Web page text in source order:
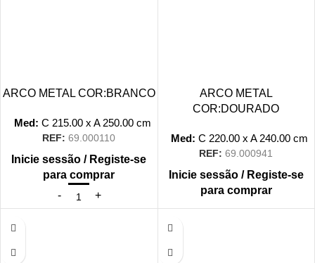
ARCO METAL COR:BRANCO
Med: C 215.00 x A 250.00cm
REF:69.000110
Inicie sessão / Registe-se
para comprar
ARCO METAL
COR:DOURADO
Med:C 220.00 xA 240.00 cm
REF:69.000941
Inicie sessão / Registe-se
para comprar